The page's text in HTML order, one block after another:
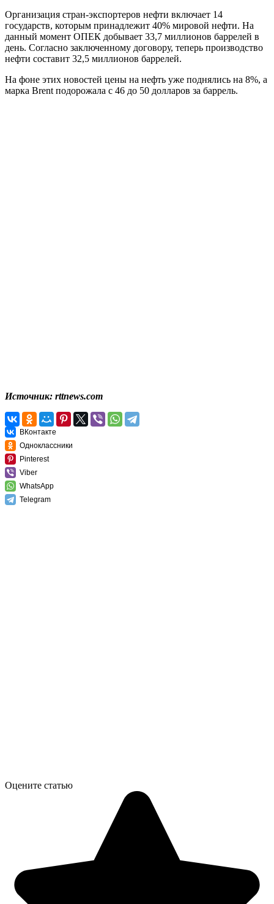
Организация стран-экспортеров нефти включает 14
государств, которым принадлежит 40% мировой нефти. На
данный момент ОПЕК добывает 33,7 миллионов баррелей в
день. Согласно заключенному договору, теперь производство
нефти составит 32,5 миллионов баррелей.
На фоне этих новостей цены на нефть уже поднялись на 8%, а
марка Brent подорожала с 46 до 50 долларов за баррель.
Источник: rttnews.com
ВКонтакте
Одноклассники
Pinterest
Viber
WhatsApp
Telegram
Оцените статью